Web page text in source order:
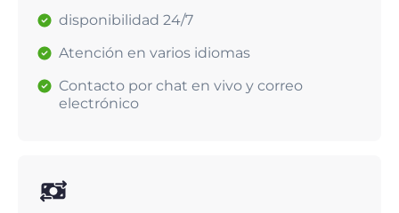
disponibilidad 24/7
Atención en varios idiomas
Contacto por chat en vivo y correo
electrónico